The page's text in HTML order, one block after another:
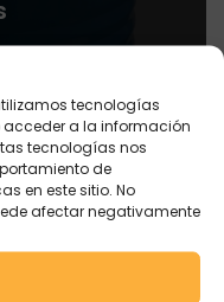
tecnologías
a la información
tecnologías nos
de
en este sitio. No
afectar negativamente